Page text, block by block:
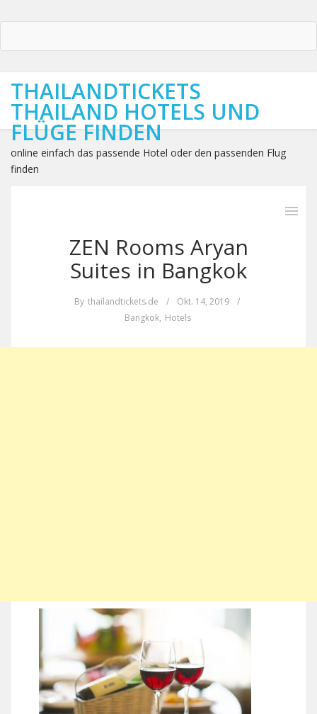
THAILANDTICKETS
THAILAND HOTELS UND
FLÜGE FINDEN
online einfach das passende Hotel oder den passenden Flug
finden
ZEN Rooms Aryan
Suites in Bangkok
By thailandtickets.de / Okt. 14, 2019
/
Bangkok, Hotels